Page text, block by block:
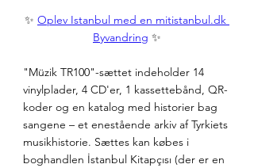
✨ Oplev Istanbul med en mitistanbul.dk
Byvandring ✨
"Müzik TR100"-sættet indeholder 14
vinylplader, 4 CD'er, 1 kassettebånd, QR-
koder og en katalog med historier bag
sangene – et enestående arkiv af Tyrkiets
musikhistorie. Sættes kan købes i
boghandlen İstanbul Kitapçısı (der er en